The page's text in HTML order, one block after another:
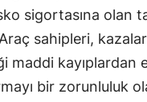
sigortasına olan
sahipleri,
maddi kayıplardan
bir zorunluluk